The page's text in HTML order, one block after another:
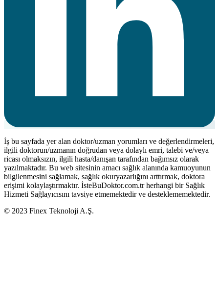
İş bu sayfada yer alan doktor/uzman yorumları ve değerlendirmeleri,
ilgili doktorun/uzmanın doğrudan veya dolaylı emri, talebi ve/veya
ricası olmaksızın, ilgili hasta/danışan tarafından bağımsız olarak
yazılmaktadır. Bu web sitesinin amacı sağlık alanında kamuoyunun
bilgilenmesini sağlamak, sağlık okuryazarlığını arttırmak, doktora
erişimi kolaylaştırmaktır. İsteBuDoktor.com.tr herhangi bir Sağlık
Hizmeti Sağlayıcısını tavsiye etmemektedir ve desteklememektedir.
© 2023 Finex Teknoloji A.Ş.